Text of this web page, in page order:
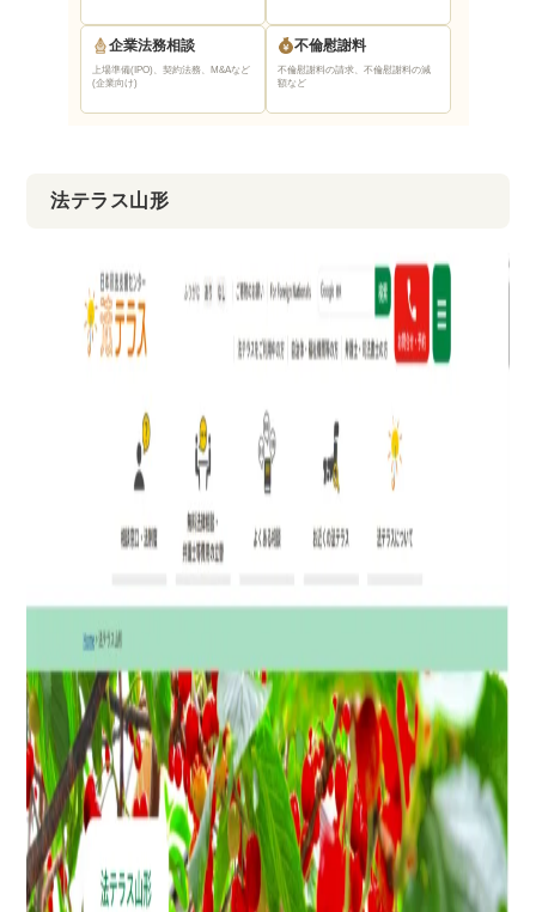
企業法務相談
上場準備(IPO)、契約法務、M&Aなど
(企業向け)
不倫慰謝料
不倫慰謝料の請求、不倫慰謝料の減
額など
法テラス山形